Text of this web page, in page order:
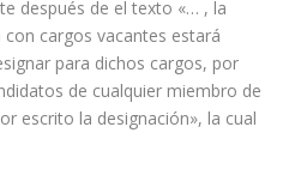
después de el texto «… , la
con cargos vacantes estará
para dichos cargos, por
de cualquier miembro de
escrito la designación», la cual